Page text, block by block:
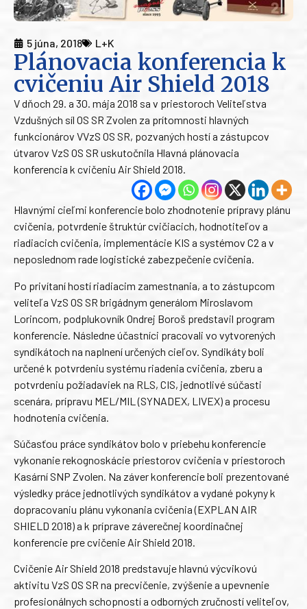
5 júna, 2018 L+K
Plánovacia konferencia k
cvičeniu Air Shield 2018
V dňoch 29. a 30. mája 2018 sa v priestoroch Veliteľstva
Vzdušných síl OS SR Zvolen za prítomnosti hlavných
funkcionárov VVzS OS SR, pozvaných hostí a zástupcov
útvarov VzS OS SR uskutočnila Hlavná plánovacia
konferencia k cvičeniu Air Shield 2018.
Hlavnými cieľmi konferencie bolo zhodnotenie prípravy plánu
cvičenia, potvrdenie štruktúr cvičiacich, hodnotiteľov a
riadiacich cvičenia, implementácie KIS a systémov C2 a v
neposlednom rade logistické zabezpečenie cvičenia.
Po privítaní hostí riadiacim zamestnania, a to zástupcom
veliteľa VzS OS SR brigádnym generálom Miroslavom
Lorincom, podplukovník Ondrej Boroš predstavil program
konferencie. Následne účastníci pracovali vo vytvorených
syndikátoch na naplnení určených cieľov. Syndikáty boli
určené k potvrdeniu systému riadenia cvičenia, zberu a
potvrdeniu požiadaviek na RLS, CIS, jednotlivé súčasti
scenára, prípravu MEL/MIL (SYNADEX, LIVEX) a procesu
hodnotenia cvičenia.
Súčasťou práce syndikátov bolo v priebehu konferencie
vykonanie rekognoskácie priestorov cvičenia v priestoroch
Kasární SNP Zvolen. Na záver konferencie boli prezentované
výsledky práce jednotlivých syndikátov a vydané pokyny k
dopracovaniu plánu vykonania cvičenia (EXPLAN AIR
SHIELD 2018) a k príprave záverečnej koordinačnej
konferencie pre cvičenie Air Shield 2018.
Cvičenie Air Shield 2018 predstavuje hlavnú výcvikovú
aktivitu VzS OS SR na precvičenie, zvýšenie a upevnenie
profesionálnych schopností a odborných zručností veliteľov,